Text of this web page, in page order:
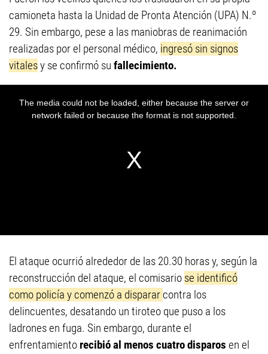
camioneta hasta la Unidad de Pronta Atención (UPA) N.º
29. Sin embargo, pese a las maniobras de reanimación
realizadas por el personal médico, ingresó sin signos
vitalesy se confirmó su fallecimiento.
El ataque ocurrió alrededor de las 20.30 horas y, según la
reconstrucción del ataque, el comisario se identificó
como policía y comenzó a disparar contra los
delincuentes, desatando un tiroteo que puso a los
ladrones en fuga. Sin embargo, durante el
enfrentamiento recibió al menos cuatro disparos en el